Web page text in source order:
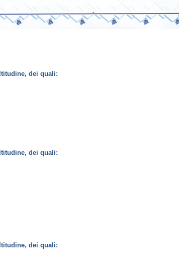
dei quali:
dei quali:
dei quali: